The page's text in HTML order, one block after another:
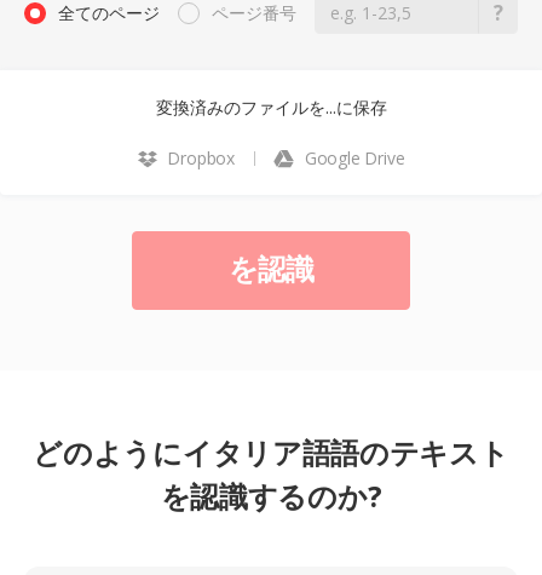
全てのページ ページ番号
変換済みのファイルを...に保存
Dropbox Google Drive
を認識
どのようにイタリア語語のテキスト
を認識するのか?